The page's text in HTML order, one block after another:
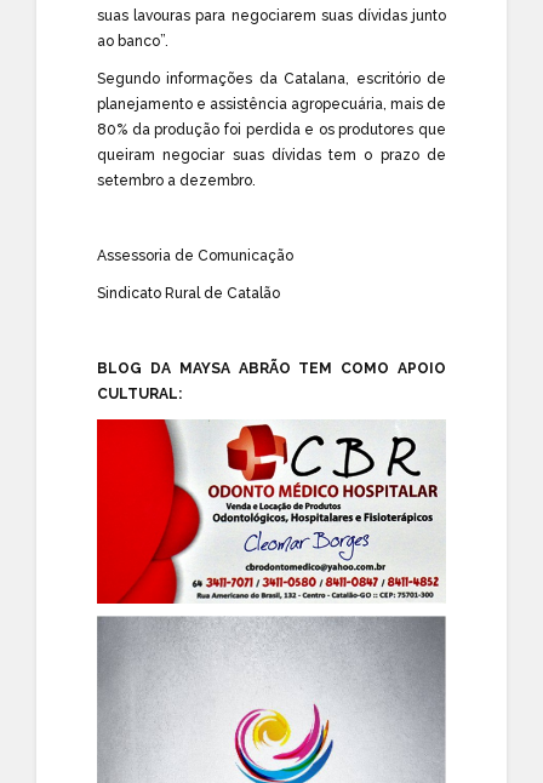
suas lavouras para negociarem suas dívidas junto
ao banco”.
Segundo informações da Catalana, escritório de
planejamento e assistência agropecuária, mais de
80% da produção foi perdida e os produtores que
queiram negociar suas dívidas tem o prazo de
setembro a dezembro.
Assessoria de Comunicação
Sindicato Rural de Catalão
BLOG DA MAYSA ABRÃO TEM COMO APOIO
CULTURAL: